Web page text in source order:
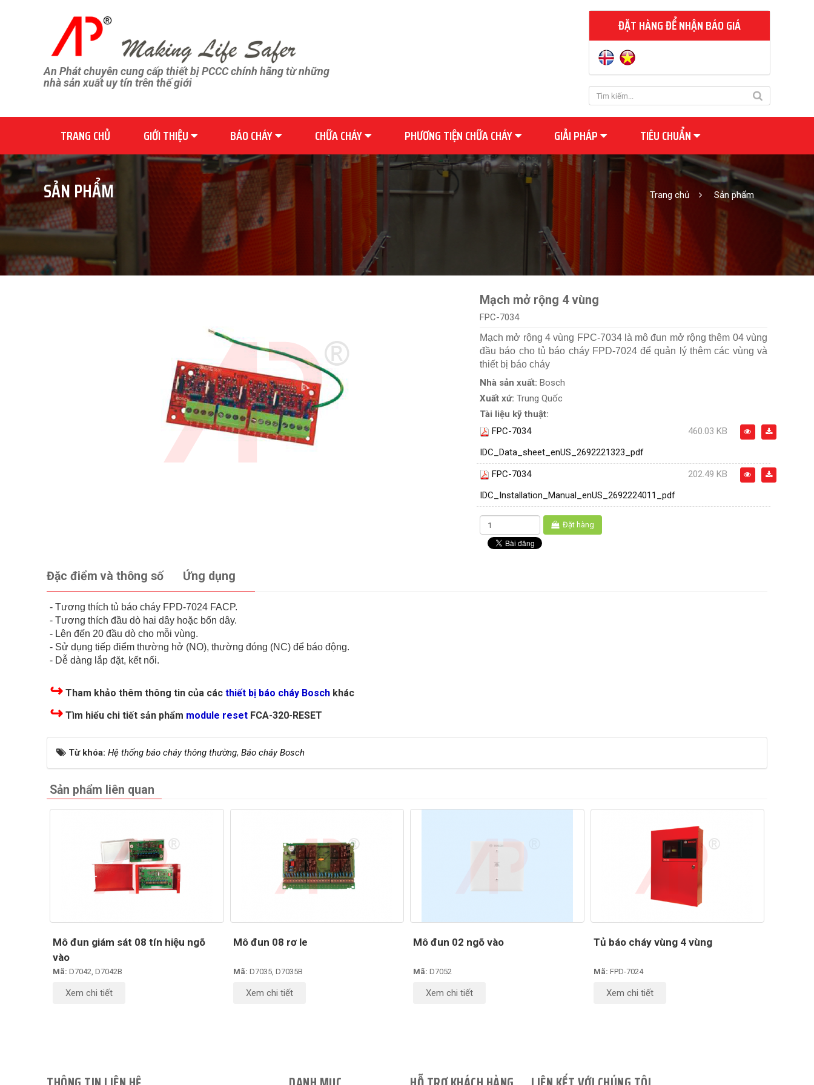
An Phát chuyên cung cấp thiết bị PCCC chính hãng từ những
nhà sản xuất uy tín trên thế giới
ĐẶT HÀNG ĐỂ NHẬN BÁO GIÁ
TRANG CHỦ GIỚI THIỆU BÁO CHÁY CHỮA CHÁY PHƯƠNG TIỆN CHỮA CHÁY GIẢI PHÁP TIÊU CHUẨN
SẢN PHẨM Trang chủ Sản phẩm
Mạch mở rộng 4 vùng
FPC-7034
Mạch mở rộng 4 vùng FPC-7034 là mô đun mở rộng thêm 04 vùng
đầu báo cho tủ báo cháy FPD-7024 để quản lý thêm các vùng và
thiết bị báo cháy
Nhà sản xuất: Bosch
Xuất xứ: Trung Quốc
Tài liệu kỹ thuật:
FPC-7034
IDC_Data_sheet_enUS_2692221323_pdf
460.03 KB
FPC-7034
IDC_Installation_Manual_enUS_2692224011_pdf
202.49 KB
Đặt hàng
Đặc điểm và thông số Ứng dụng
- Tương thích tủ báo cháy FPD-7024 FACP.
- Tương thích đầu dò hai dây hoặc bốn dây.
- Lên đến 20 đầu dò cho mỗi vùng.
​- Sử dụng tiếp điểm thường hở (NO), thường đóng (NC) để báo động.
- Dễ dàng lắp đặt, kết nối.
↪ Tham khảo thêm thông tin của các thiết bị báo cháy Bosch khác
↪ Tìm hiểu chi tiết sản phẩm module reset FCA-320-RESET
Từ khóa: Hệ thống báo cháy thông thường, Báo cháy Bosch
Sản phẩm liên quan
Mô đun giám sát 08 tín hiệu ngõ
vào
Mã: D7042, D7042B
Xem chi tiết
Mô đun 08 rơ le
Mã: D7035, D7035B
Xem chi tiết
Mô đun 02 ngõ vào
Mã: D7052
Xem chi tiết
Tủ báo cháy vùng 4 vùng
Mã: FPD-7024
Xem chi tiết